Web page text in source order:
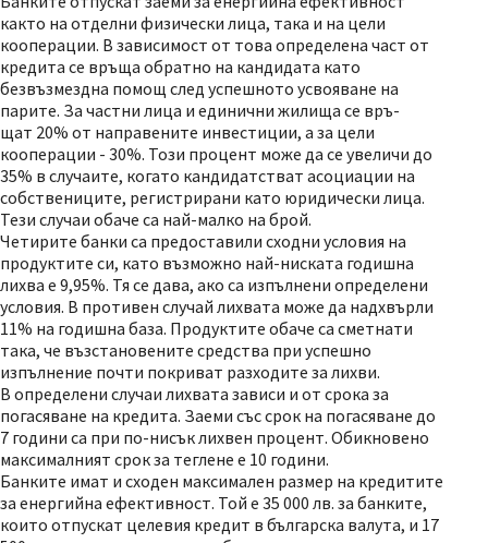
както на отделни физически лица, така и на цели
кооперации. В зависимост от това определена част от
кредита се връща обратно на кандидата като
безвъзмездна помощ след успешното усвояване на
парите. За частни лица и единични жилища се връ-
щат 20% от направените инвестиции, а за цели
кооперации - 30%. Този процент може да се увеличи до
35% в случаите, когато кандидатстват асоциации на
собствениците, регистрирани като юридически лица.
Тези случаи обаче са най-малко на брой.
Четирите банки са предоставили сходни условия на
продуктите си, като възможно най-ниската годишна
лихва е 9,95%. Тя се дава, ако са изпълнени определени
условия. В противен случай лихвата може да надхвърли
11% на годишна база. Продуктите обаче са сметнати
така, че възстановените средства при успешно
изпълнение почти покриват разходите за лихви.
В определени случаи лихвата зависи и от срока за
погасяване на кредита. Заеми със срок на погасяване до
7 години са при по-нисък лихвен процент. Обикновено
максималният срок за теглене е 10 години.
Банките имат и сходен максимален размер на кредитите
за енергийна ефективност. Той е 35 000 лв. за банките,
които отпускат целевия кредит в българска валута, и 17